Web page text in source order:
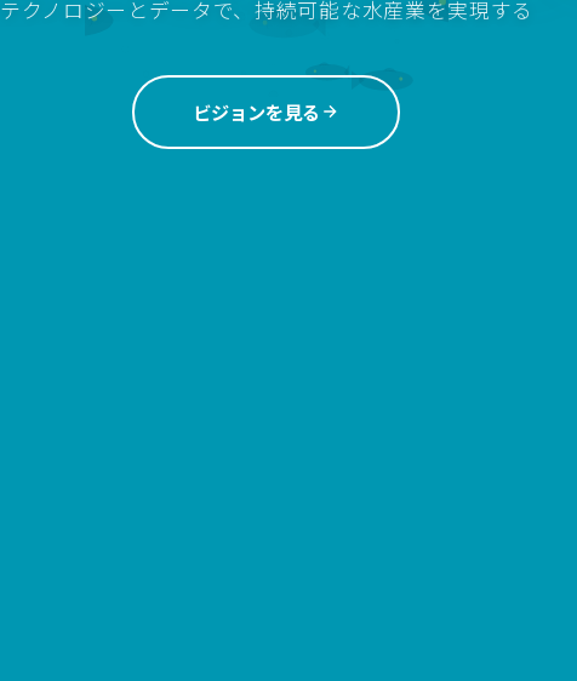
テクノロジーとデータで、持続可能な水産業を実現する
ビジョンを見る